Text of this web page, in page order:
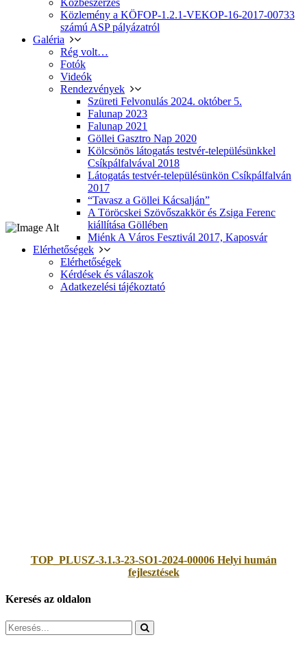
Közbeszerzés
Közlemény a KÖFOP-1.2.1-VEKOP-16-2017-00733
számú ASP pályázatról
Galéria
Rég volt…
Fotók
Videók
Rendezvények
Szüreti Felvonulás 2024. október 5.
Falunap 2023
Falunap 2021
Göllei Gasztro Nap 2020
Kölcsönös látogatás testvér-településünkkel
Csíkpálfalvával 2018
Látogatás testvér-településünkön Csíkpálfalván
2017
“Tavasz a Göllei Kácsalján”
A Töröcskei Szövőszakkör és Zsiga Ferenc
kiállítása Göllében
Miénk A Város Fesztivál 2017, Kaposvár
Elérhetőségek
Elérhetőségek
Kérdések és válaszok
Adatkezelési tájékoztató
TOP_PLUSZ-3.1.3-23-SO1-2024-00006 Helyi humán
fejlesztések
Keresés az oldalon
Search
for: